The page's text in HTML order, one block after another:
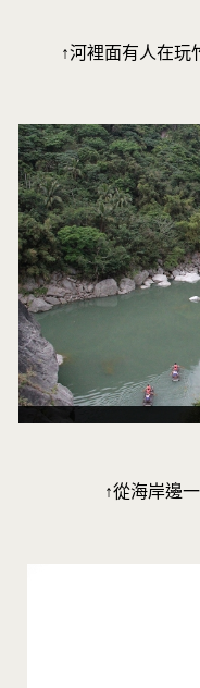
↑河裡面有人在玩
↑從海岸邊